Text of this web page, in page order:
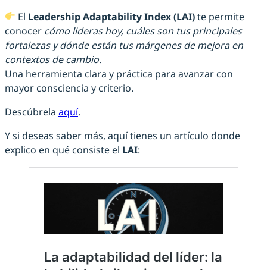
El Leadership Adaptability Index (LAI)te permite
conocer cómo lideras hoy, cuáles son tus principales
fortalezas y dónde están tus márgenes de mejora en
contextos de cambio.
Una herramienta clara y práctica para avanzar con
mayor consciencia y criterio.
Descúbrela aquí.
Y si deseas saber más, aquí tienes un artículo donde
explico en qué consiste el LAI: